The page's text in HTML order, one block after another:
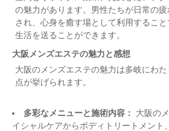
の魅力があります。男性たちが日常の
され、心身を癒す場として利用するこ
生活を送ることができます。
大阪メンズエステの魅力と感想
大阪のメンズエステの魅力は多岐にわ
点が挙げられます。
多彩なメニューと施術内容：
大阪の
イシャルケアからボディトリートメント